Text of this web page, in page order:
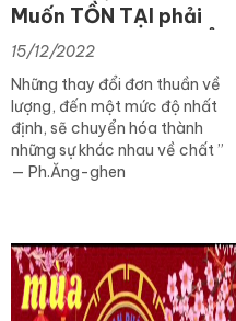
Muốn TỒN TẠI phải
Chấp Nhận THAY ĐỔI
15/12/2022
Những thay đổi đơn thuần về
lượng, đến một mức độ nhất
định, sẽ chuyển hóa thành
những sự khác nhau về chất ”
— Ph.Ăng-ghen